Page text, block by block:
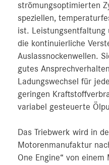
strömungsoptimierten
speziellen,
ist. Leistungsentfaltung
die kontinuierliche
Auslassnockenwellen.
gutes
Ladungswechsel für
geringen
variabel gesteuerte
Das Triebwerk wird in
Motorenmanufaktur
One Engine“ von einem